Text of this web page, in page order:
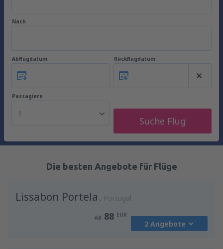
Nach
Abflugdatum Rückflugdatum
Passagiere
1
Suche Flug
Die besten Angebote für Flüge
Lissabon Portela Portugal
AB 88 EUR
2 Angebote